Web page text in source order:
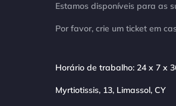
Estamos disponíveis para as
Por favor, crie um ticket em
Horário de trabalho: 24 x 7 x
Myrtiotissis, 13, Limassol, CY